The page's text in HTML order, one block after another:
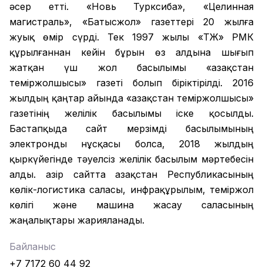
әсер етті. «Новь Турксиба», «Целинная
магистраль», «Батысжол» газеттері 20 жылға
жуық өмір сүрді. Тек 1997 жылы «ҚТЖ» РМК
құрылғаннан кейін бұрын өз алдына шығып
жатқан үш жол басылымы «Қазақстан
теміржолшысы» газеті болып біріктірілді. 2016
жылдың қаңтар айында «Қазақстан теміржолшысы»
газетінің желілік басылымы іске қосылды.
Бастапқыда сайт мерзімді басылымының
электронды нұсқасы болса, 2018 жылдың
қыркүйегінде тәуелсіз желілік басылым мәртебесін
алды. Қазір сайтта Қазақстан Республикасының
көлік-логистика саласы, инфрақұрылым, теміржол
көлігі және машина жасау саласының
жаңалықтары жарияланады.
Байланыс
+7 7172 60 44 92